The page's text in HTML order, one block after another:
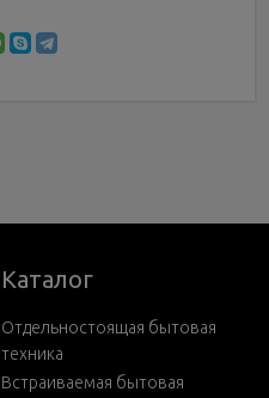
Каталог
Отдельностоящая бытовая
техника
Встраиваемая бытовая